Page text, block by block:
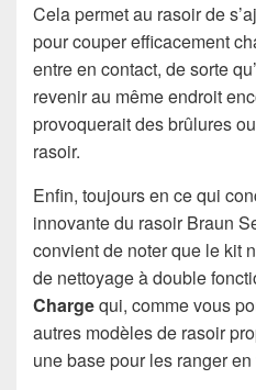
Cela permet au rasoir de
pour couper efficacement
entre en contact, de sorte
revenir au même endroit
provoquerait des brûlures
rasoir.
Enfin, toujours en ce qui
innovante du rasoir Braun
convient de noter que le kit
de nettoyage à double
Chargequi, comme vous
autres modèles de rasoir
une base pour les ranger